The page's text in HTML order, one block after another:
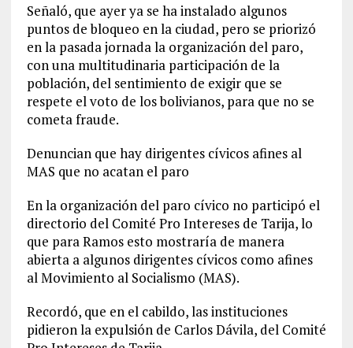
Señaló, que ayer ya se ha instalado algunos
puntos de bloqueo en la ciudad, pero se priorizó
en la pasada jornada la organización del paro,
con una multitudinaria participación de la
población, del sentimiento de exigir que se
respete el voto de los bolivianos, para que no se
cometa fraude.
Denuncian que hay dirigentes cívicos afines al
MAS que no acatan el paro
En la organización del paro cívico no participó el
directorio del Comité Pro Intereses de Tarija, lo
que para Ramos esto mostraría de manera
abierta a algunos dirigentes cívicos como afines
al Movimiento al Socialismo (MAS).
Recordó, que en el cabildo, las instituciones
pidieron la expulsión de Carlos Dávila, del Comité